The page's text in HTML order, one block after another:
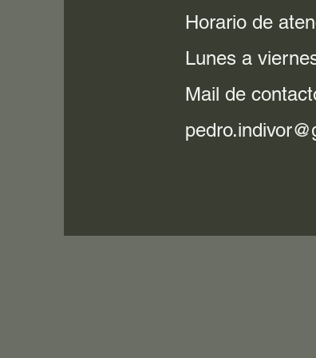
Horario de
Lunes a
Mail de